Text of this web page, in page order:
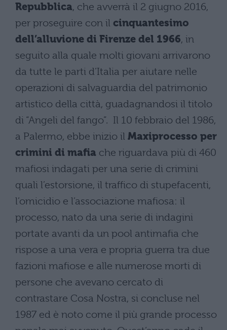
Repubblica, che avverrà il 2 giugno 2016,
per proseguire con il cinquantesimo
dell’alluvione di Firenze del 1966, in
seguito alla quale molti giovani arrivarono
da tutte le parti d’Italia per aiutare nelle
operazioni di salvaguardia del patrimonio
artistico della città, guadagnandosi il titolo
di “Angeli del fango”. Il 10 febbraio del 1986,
a Palermo, ebbe inizio il Maxiprocesso per
crimini di mafia che riguardava più di 460
mafiosi indagati per una serie di crimini
quali l’estorsione, il traffico di stupefacenti,
l’omicidio e l’associazione mafiosa: il
processo, nato da una serie di indagini
portate avanti da un pool antimafia che
rispose a una vera e propria guerra tra due
fazioni mafiose e alle numerose morti di
persone che avevano cercato di
contrastare Cosa Nostra, si concluse nel
1987 ed è noto come il più grande processo